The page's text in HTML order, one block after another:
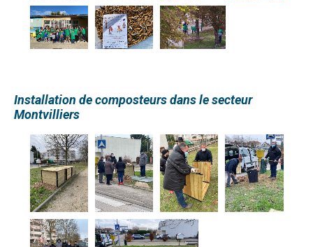
Installation de composteurs dans le secteur
Montvilliers